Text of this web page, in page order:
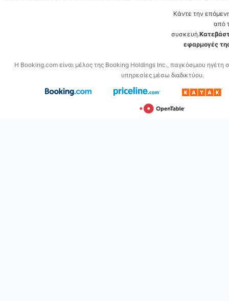
Κάντε την
από
συσκευή.
εφαρμογές
Η Booking.com είναι μέλος της Booking Holdings Inc., παγκόσμιου ηγέτη
υπηρεσίες μέσω διαδικτύου.